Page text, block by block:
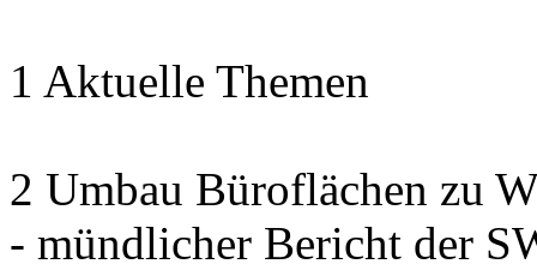
1 Aktuelle Themen
2 Umbau Büroflächen zu
- mündlicher Bericht der